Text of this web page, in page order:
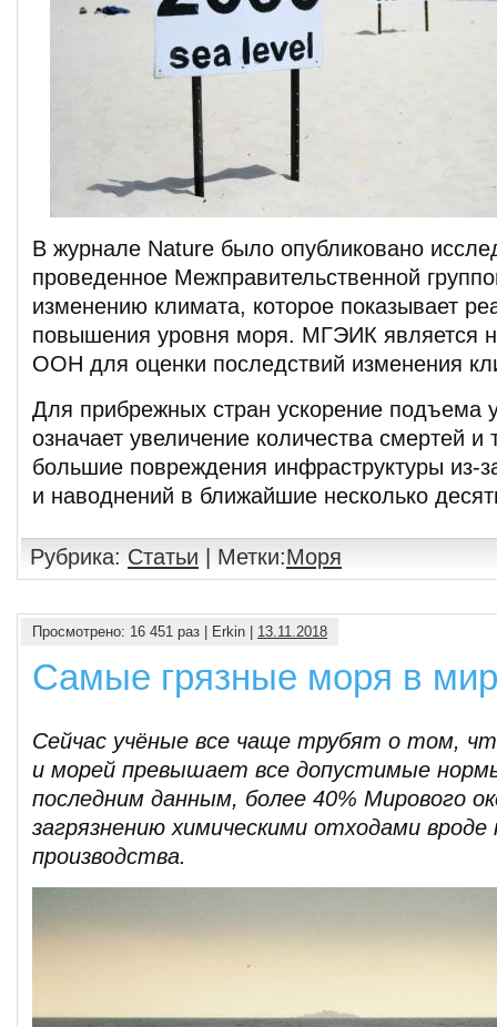
В журнале Nature было опубликовано
проведенное Межправительственной
изменению климата, которое показывает
повышения уровня моря. МГЭИК является
ООН для оценки последствий изменения
Для прибрежных стран ускорение подъема
означает увеличение количества смертей и
большие повреждения инфраструктуры из-
и наводнений в ближайшие несколько
Рубрика: Статьи | Метки:Моря
Просмотрено: 16 451 раз | Erkin | 13.11.2018
Самые грязные моря в
Сейчас учёные все чаще трубят о том,
и морей превышает все допустимые
последним данным, более 40% Мирового
загрязнению химическими отходами
производства.